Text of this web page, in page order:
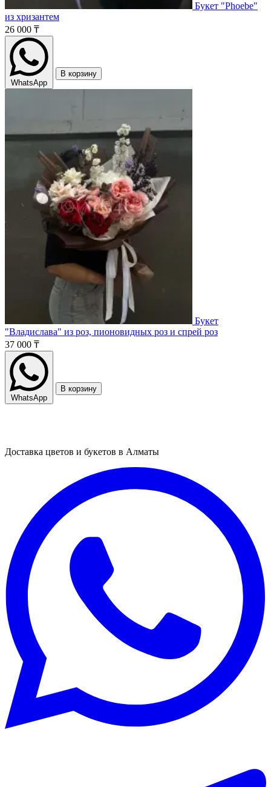
Букет "Phoebe"
из хризантем
26 000 ₸
WhatsApp
В корзину
Букет
"Владислава" из роз, пионовидных роз и спрей роз
37 000 ₸
WhatsApp
В корзину
Доставка цветов и букетов в Алматы